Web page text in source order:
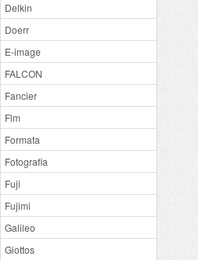
Delkin
Doerr
E-image
FALCON
Fancier
Flm
Formata
Fotografia
Fuji
Fujimi
Galileo
Giottos